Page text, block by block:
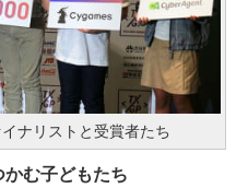
ナリストと受賞者たち
む子どもたち